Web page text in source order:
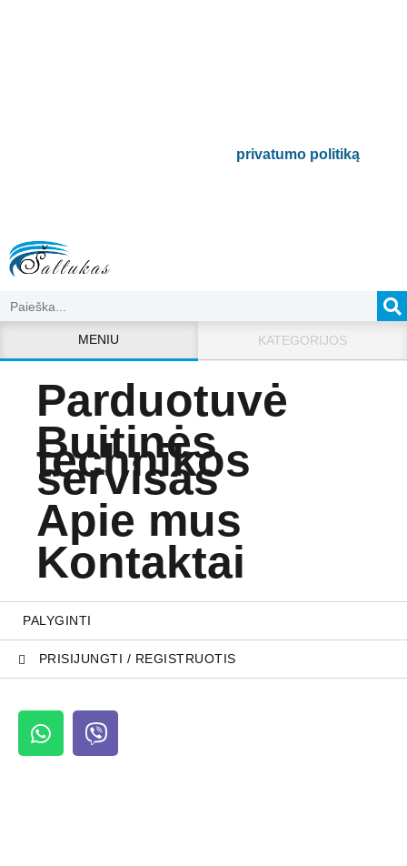
privatumo politiką.
MENIU KATEGORIJOS
Parduotuvė
Buitinės
technikos
servisas
Apie mus
Kontaktai
PALYGINTI
PRISIJUNGTI / REGISTRUOTIS